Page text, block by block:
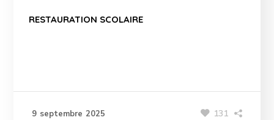
RESTAURATION SCOLAIRE
9 septembre 2025 131